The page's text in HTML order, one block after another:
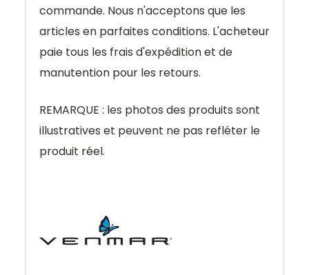
commande. Nous n'acceptons que les
articles en parfaites conditions. L'acheteur
paie tous les frais d'expédition et de
manutention pour les retours.
REMARQUE : les photos des produits sont
illustratives et peuvent ne pas refléter le
produit réel.